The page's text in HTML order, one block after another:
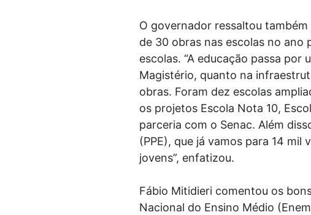
O governador ressaltou
de 30 obras nas escolas no ano
escolas. “A educação passa
Magistério, quanto na
obras. Foram dez escolas
os projetos Escola Nota 10,
parceria com o Senac. Além
(PPE), que já vamos para 14
jovens”, enfatizou.
Fábio Mitidieri comentou os
Nacional do Ensino Médio